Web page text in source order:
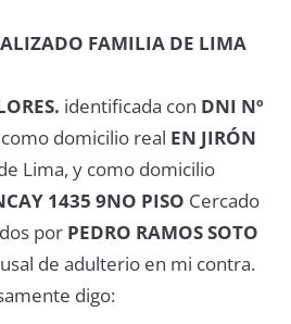
FAMILIA DE LIMA
identificada con DNI Nº
domicilio real EN JIRÓN
Lima, y como domicilio
1435 9NO PISO Cercado
por PEDRO RAMOS SOTO
de adulterio en mi contra.
digo: